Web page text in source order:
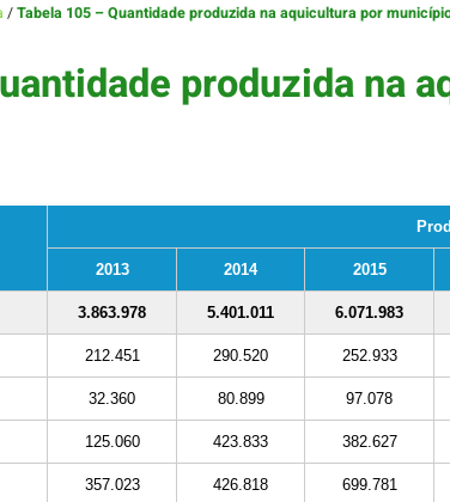
/Tabela 105 – Quantidade produzida na aquicultura por
produzida na
2013 2014 2015
3.863.978 5.401.011 6.071.983
212.451 290.520 252.933
32.360 80.899 97.078
125.060 423.833 382.627
357.023 426.818 699.781